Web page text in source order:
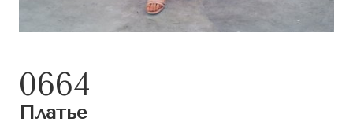
0664
Платье